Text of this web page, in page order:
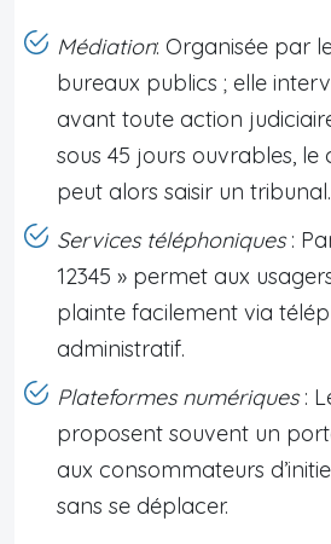
Médiation: Organisée par
bureaux publics ; elle
avant toute action
sous 45 jours ouvrables,
peut alors saisir un tribunal.
Services téléphoniques:
12345 » permet aux
plainte facilement via
administratif.
Plateformes numériques:
proposent souvent un
aux consommateurs
sans se déplacer.